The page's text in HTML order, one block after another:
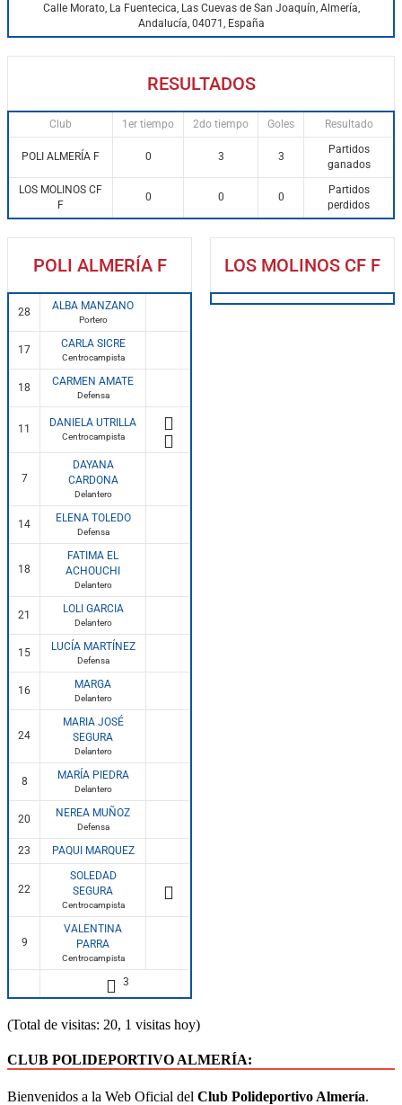
Calle Morato, La Fuentecica, Las Cuevas de San Joaquín, Almería,
Andalucía, 04071, España
RESULTADOS
Club 1er tiempo 2do tiempo Goles Resultado
POLI ALMERÍA F 0 3 3
Partidos
ganados
LOS MOLINOS CF
F
0 0 0
Partidos
perdidos
POLI ALMERÍA F
28 ALBA MANZANO
Portero
17 CARLA SICRE
Centrocampista
18 CARMEN AMATE
Defensa
11 DANIELA UTRILLA
Centrocampista
7
DAYANA
CARDONA
Delantero
14 ELENA TOLEDO
Defensa
18
FATIMA EL
ACHOUCHI
Delantero
21 LOLI GARCIA
Delantero
15 LUCÍA MARTÍNEZ
Defensa
16 MARGA
Delantero
24
MARIA JOSÉ
SEGURA
Delantero
8 MARÍA PIEDRA
Delantero
20 NEREA MUÑOZ
Defensa
23 PAQUI MARQUEZ
22
SOLEDAD
SEGURA
Centrocampista
9
VALENTINA
PARRA
Centrocampista
3
LOS MOLINOS CF F
(Total de visitas: 20, 1 visitas hoy)
CLUB POLIDEPORTIVO ALMERÍA:
Bienvenidos a la Web Oficial del Club Polideportivo Almería.